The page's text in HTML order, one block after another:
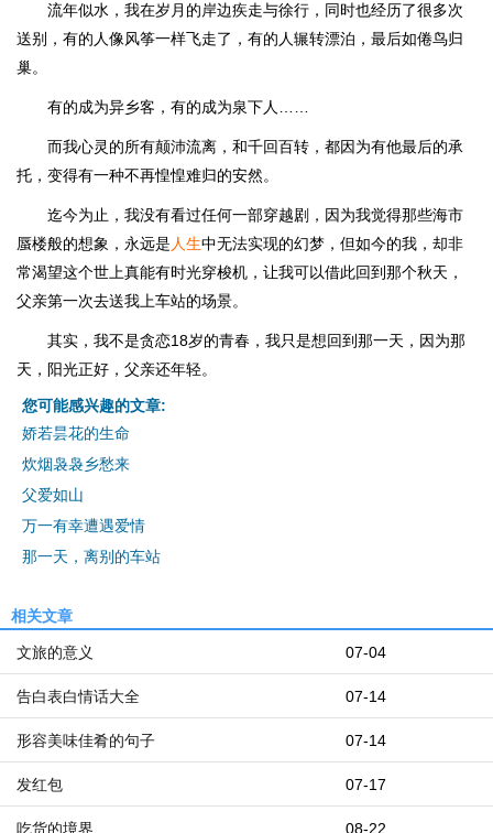
流年似水，我在岁月的岸边疾走与徐行，同时也经历了很多次
送别，有的人像风筝一样飞走了，有的人辗转漂泊，最后如倦鸟归
巢。
有的成为异乡客，有的成为泉下人……
而我心灵的所有颠沛流离，和千回百转，都因为有他最后的承
托，变得有一种不再惶惶难归的安然。
迄今为止，我没有看过任何一部穿越剧，因为我觉得那些海市
蜃楼般的想象，永远是 人生中无法实现的幻梦，但如今的我，却非
常渴望这个世上真能有时光穿梭机，让我可以借此回到那个秋天，
父亲第一次去送我上车站的场景。
其实，我不是贪恋18岁的青春，我只是想回到那一天，因为那
天，阳光正好，父亲还年轻。
您可能感兴趣的文章:
娇若昙花的生命
炊烟袅袅乡愁来
父爱如山
万一有幸遭遇爱情
那一天，离别的车站
相关文章
07-04
文旅的意义
07-14
告白表白情话大全
07-14
形容美味佳肴的句子
07-17
发红包
08-22
吃货的境界